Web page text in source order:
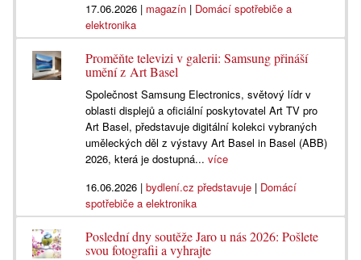
17.06.2026 | magazín | Domácí spotřebiče a
elektronika
Proměňte televizi v galerii: Samsung přináší
umění z Art Basel
Společnost Samsung Electronics, světový lídr v
oblasti displejů a oficiální poskytovatel Art TV pro
Art Basel, představuje digitální kolekci vybraných
uměleckých děl z výstavy Art Basel in Basel (ABB)
2026, která je dostupná...více
16.06.2026 |bydlení.cz představuje | Domácí
spotřebiče a elektronika
Poslední dny soutěže Jaro u nás 2026: Pošlete
svou fotografii a vyhrajte